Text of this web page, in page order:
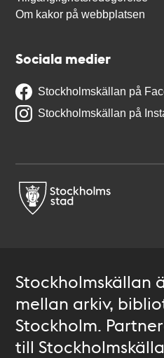
Om kakor på webbplatsen
Sociala medier
Stockholmskällan på
Stockholmskällan på
Stockholmskällan
mellan arkiv,
Stockholm.
till